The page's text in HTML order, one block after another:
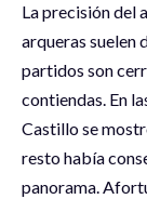
La precisión del
arqueras suelen
partidos son
contiendas. En
Castillo se
resto había
panorama.